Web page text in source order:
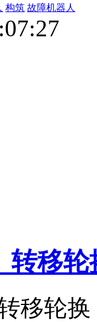
构筑 故障机器人
转移
移轮